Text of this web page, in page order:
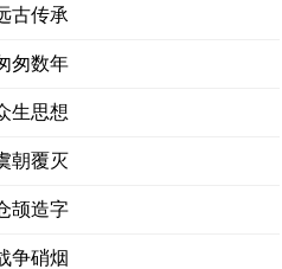
古传承
匆数年
生思想
朝覆灭
颉造字
争硝烟